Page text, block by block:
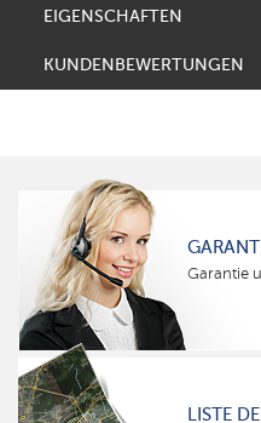
EIGENSCHAFTEN
KUNDENBEWERTUNGEN
Garantie
LISTE